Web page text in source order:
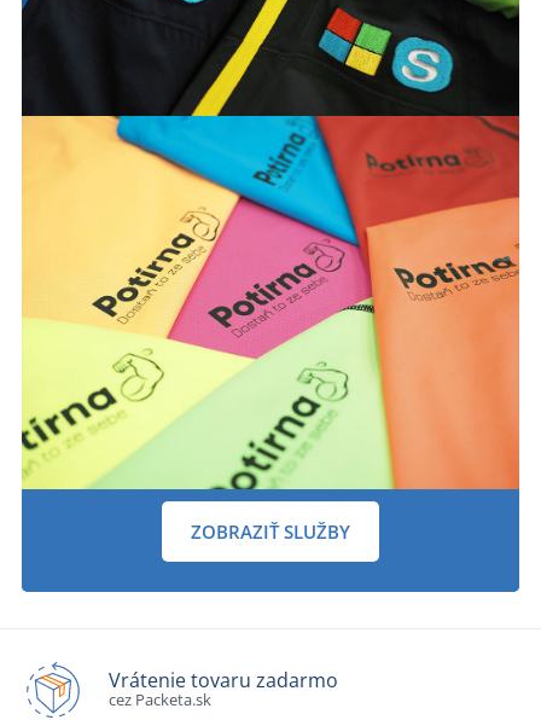
ZOBRAZIŤ SLUŽBY
Vrátenie tovaru zadarmo
cez Packeta.sk